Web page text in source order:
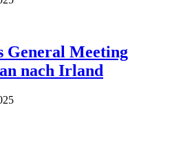
General Meeting
nach Irland